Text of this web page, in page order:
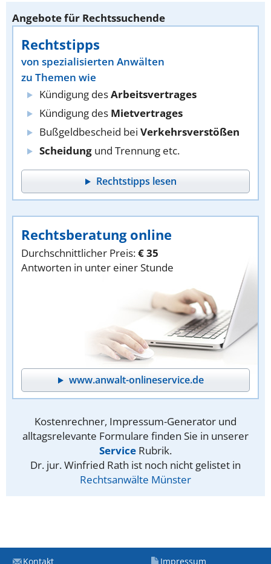
Angebote für Rechtssuchende
Rechtstipps
von spezialisierten Anwälten
zu Themen wie
Kündigung desArbeitsvertrages
Kündigung des Mietvertrages
Bußgeldbescheid bei Verkehrsverstößen
Scheidung und Trennung etc.
Rechtstipps lesen
Rechtsberatung online
Durchschnittlicher Preis:€ 35
Antworten in unter einer Stunde
www.anwalt-onlineservice.de
Kostenrechner, Impressum-Generator und
alltagsrelevante Formulare finden Sie in unserer
Service Rubrik.
Dr. jur. Winfried Rath ist noch nicht gelistet in
Rechtsanwälte Münster
Kontakt Impressum